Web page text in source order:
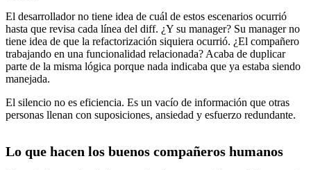
El desarrollador no tiene idea de cuál de estos escenarios ocurrió
hasta que revisa cada línea del diff. ¿Y su manager? Su manager no
tiene idea de que la refactorización siquiera ocurrió. ¿El compañero
trabajando en una funcionalidad relacionada? Acaba de duplicar
parte de la misma lógica porque nada indicaba que ya estaba siendo
manejada.
El silencio no es eficiencia. Es un vacío de información que otras
personas llenan con suposiciones, ansiedad y esfuerzo redundante.
Lo que hacen los buenos compañeros humanos